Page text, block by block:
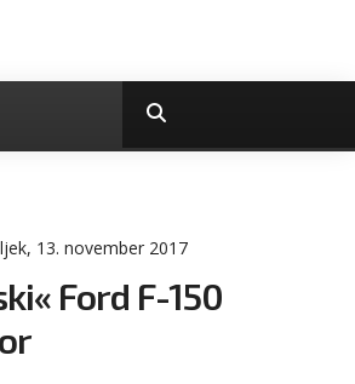
13. november 2017
Ford F-150